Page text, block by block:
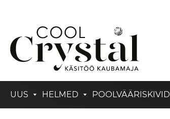
UUS HELMED POOLVÄÄRISKIVID